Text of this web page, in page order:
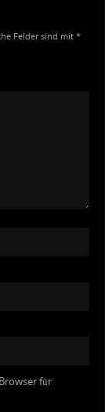
Felder sind mit *
für